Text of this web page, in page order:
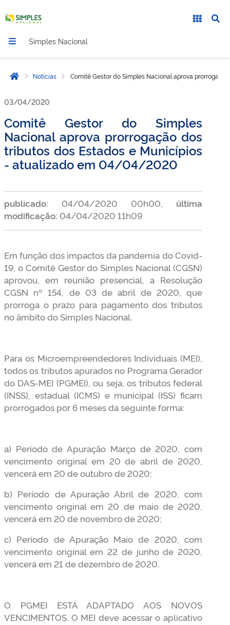
Simples Nacional
Página inicial
Notícias Comitê Gestor do Simples Nacional aprova
03/04/2020
Comitê Gestor do Simples
Nacional aprova prorrogação dos
tributos dos Estados e Municípios
- atualizado em 04/04/2020
publicado: 04/04/2020 00h00, última
modificação: 04/04/2020 11h09
Em função dos impactos da pandemia do Covid-
19, o Comitê Gestor do Simples Nacional (CGSN)
aprovou, em reunião presencial, a Resolução
CGSN nº 154, de 03 de abril de 2020, que
prorroga o prazo para pagamento dos tributos
no âmbito do Simples Nacional.
Para os Microempreendedores Individuais (MEI),
todos os tributos apurados no Programa Gerador
do DAS-MEI (PGMEI), ou seja, os tributos federal
(INSS), estadual (ICMS) e municipal (ISS) ficam
prorrogados por 6 meses da seguinte forma:
a) Período de Apuração Março de 2020, com
vencimento original em 20 de abril de 2020,
vencerá em 20 de outubro de 2020;
b) Período de Apuração Abril de 2020, com
vencimento original em 20 de maio de 2020,
vencerá em 20 de novembro de 2020;
c) Período de Apuração Maio de 2020, com
vencimento original em 22 de junho de 2020,
vencerá em 21 de dezembro de 2020.
O PGMEI ESTÁ ADAPTADO AOS NOVOS
VENCIMENTOS. O MEI deve acessar o aplicativo